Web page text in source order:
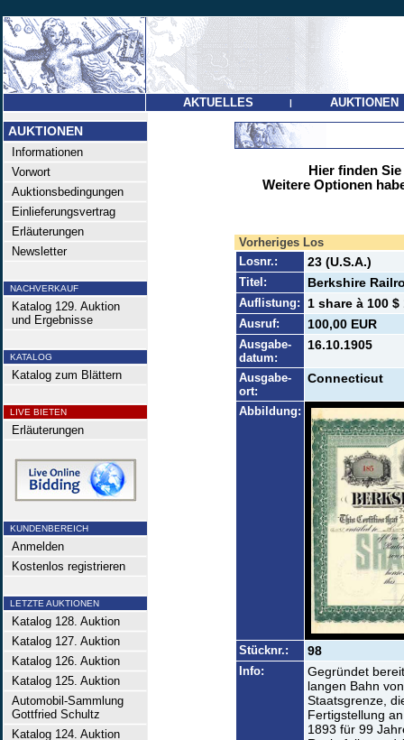
AKTUELLES | AUKTIONEN
AUKTIONEN
Informationen
Vorwort
Auktionsbedingungen
Einlieferungsvertrag
Erläuterungen
Newsletter
NACHVERKAUF
Katalog 129. Auktion
und Ergebnisse
KATALOG
Katalog zum Blättern
LIVE BIETEN
Erläuterungen
KUNDENBEREICH
Anmelden
Kostenlos registrieren
LETZTE AUKTIONEN
Katalog 128. Auktion
Katalog 127. Auktion
Katalog 126. Auktion
Katalog 125. Auktion
Automobil-Sammlung
Gottfried Schultz
Katalog 124. Auktion
Hier finden
Weitere Optionen
Vorheriges Los
Losnr.:
23 (U.S.A.)
Titel: Berkshire
Auflistung: 1 share à 100 $
Ausruf: 100,00 EUR
Ausgabe-
datum:
16.10.1905
Ausgabe-
ort:
Connecticut
Abbildung:
Stücknr.: 98
Info:
Gegründet
langen Bahn
Staatsgrenze,
Fertigstellung
1893 für 99